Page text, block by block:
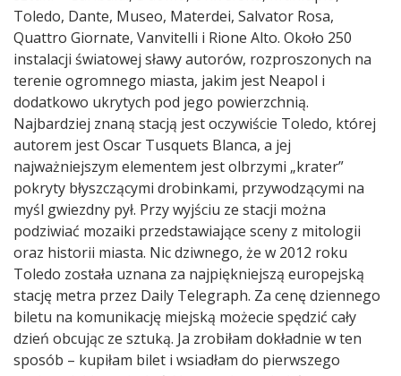
Toledo, Dante, Museo, Materdei, Salvator Rosa,
Quattro Giornate, Vanvitelli i Rione Alto. Około 250
instalacji światowej sławy autorów, rozproszonych na
terenie ogromnego miasta, jakim jest Neapol i
dodatkowo ukrytych pod jego powierzchnią.
Najbardziej znaną stacją jest oczywiście Toledo, której
autorem jest Oscar Tusquets Blanca, a jej
najważniejszym elementem jest olbrzymi „krater”
pokryty błyszczącymi drobinkami, przywodzącymi na
myśl gwiezdny pył. Przy wyjściu ze stacji można
podziwiać mozaiki przedstawiające sceny z mitologii
oraz historii miasta. Nic dziwnego, że w 2012 roku
Toledo została uznana za najpiękniejszą europejską
stację metra przez Daily Telegraph. Za cenę dziennego
biletu na komunikację miejską możecie spędzić cały
dzień obcując ze sztuką. Ja zrobiłam dokładnie w ten
sposób – kupiłam bilet i wsiadłam do pierwszego